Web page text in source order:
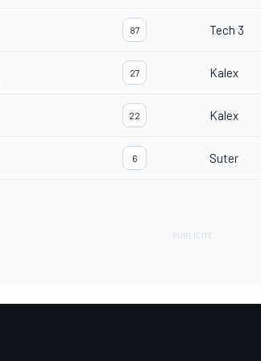
87 Tech 3
27 Kalex
22 Kalex
6 Suter